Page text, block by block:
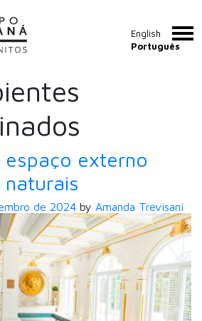
English
Português
espaço externo
de 2024 by Amanda Trevisani